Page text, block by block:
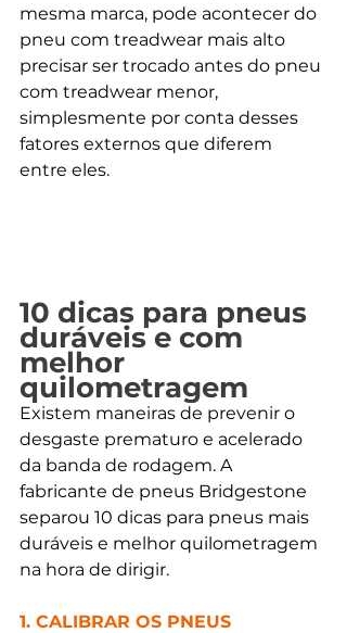
mesma marca, pode acontecer do
pneu com treadwear mais alto
precisar ser trocado antes do pneu
com treadwear menor,
simplesmente por conta desses
fatores externos que diferem
entre eles.
10 dicas para pneus
duráveis e com
melhor
quilometragem
Existem maneiras de prevenir o
desgaste prematuro e acelerado
da banda de rodagem. A
fabricante de pneus Bridgestone
separou 10 dicas para pneus mais
duráveis e melhor quilometragem
na hora de dirigir.
1. CALIBRAR OS PNEUS